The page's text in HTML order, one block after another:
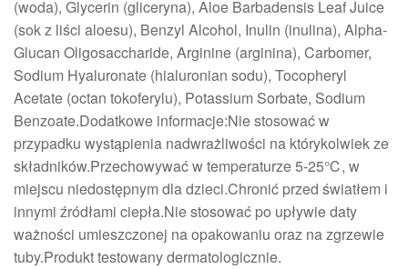
(woda), Glycerin (gliceryna), Aloe Barbadensis Leaf Juice
(sok z liści aloesu), Benzyl Alcohol, Inulin (inulina), Alpha-
Glucan Oligosaccharide, Arginine (arginina), Carbomer,
Sodium Hyaluronate (hialuronian sodu), Tocopheryl
Acetate (octan tokoferylu), Potassium Sorbate, Sodium
Benzoate.Dodatkowe informacje:Nie stosować w
przypadku wystąpienia nadwrażliwości na którykolwiek ze
składników.Przechowywać w temperaturze 5-25℃, w
miejscu niedostępnym dla dzieci.Chronić przed światłem i
innymi źródłami ciepła.Nie stosować po upływie daty
ważności umieszczonej na opakowaniu oraz na zgrzewie
tuby.Produkt testowany dermatologicznie.